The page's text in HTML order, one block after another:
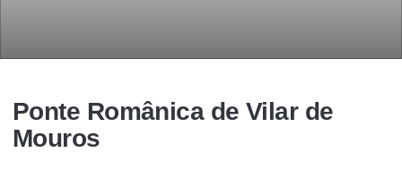
Ponte Românica de Vilar de
Mouros